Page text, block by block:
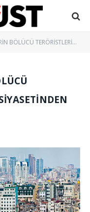
Türkiye Siyasetinden Sahneler"